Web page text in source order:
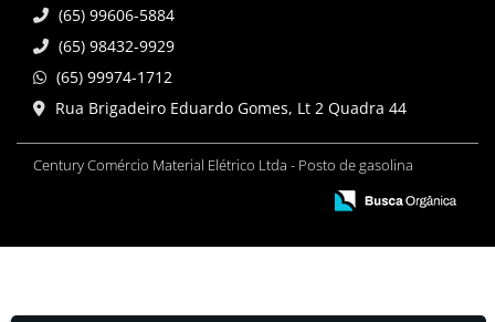
(65) 99606-5884
(65) 98432-9929
(65) 99974-1712
Rua Brigadeiro Eduardo Gomes, Lt 2 Quadra 44
Century Comércio Material Elétrico Ltda - Posto de gasolina